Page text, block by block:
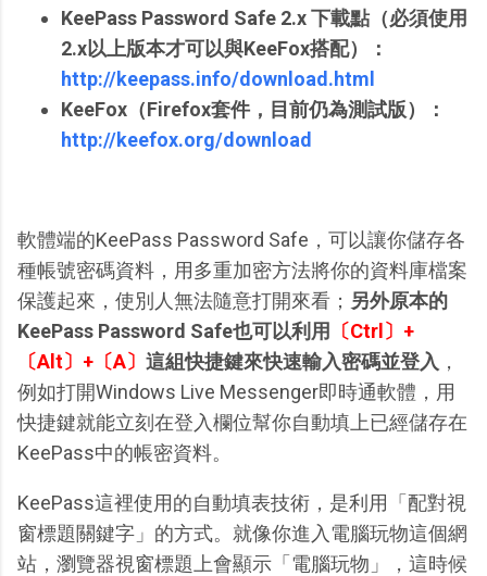
KeePass Password Safe 2.x 下載點（必須使用
2.x以上版本才可以與KeeFox搭配）：
http://keepass.info/download.html
KeeFox（Firefox套件，目前仍為測試版）：
http://keefox.org/download
軟體端的KeePass Password Safe，可以讓你儲存各
種帳號密碼資料，用多重加密方法將你的資料庫檔案
保護起來，使別人無法隨意打開來看； 另外原本的
KeePass Password Safe也可以利用 〔Ctrl〕+
〔Alt〕+〔A〕 這組快捷鍵來快速輸入密碼並登入 ，
例如打開Windows Live Messenger即時通軟體，用
快捷鍵就能立刻在登入欄位幫你自動填上已經儲存在
KeePass中的帳密資料。
KeePass這裡使用的自動填表技術，是利用「配對視
窗標題關鍵字」的方式。就像你進入電腦玩物這個網
站，瀏覽器視窗標題上會顯示「電腦玩物」，這時候